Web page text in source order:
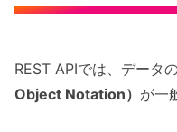
REST APIでは、データ
Object Notation） が一